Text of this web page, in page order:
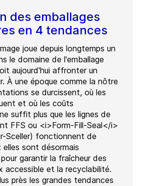
des emballages
en 4 tendances
joue depuis longtemps un
le domaine de l'emballage
aujourd'hui affronter un
À une époque comme la nôtre
se durcissent, où les
et où les coûts
suffit plus que les lignes de
FFS ou <i>Form-Fill-Seal</i>
Sceller) fonctionnent de
elles sont désormais
garantir la fraîcheur des
accessible et la recyclabilité.
près les grandes tendances